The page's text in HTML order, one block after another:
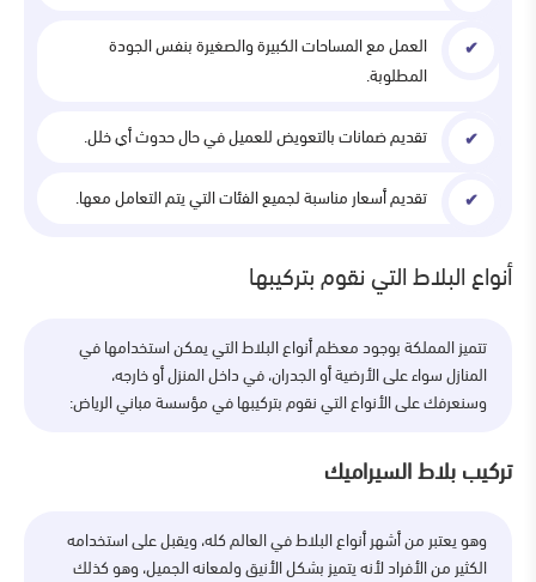
العمل مع المساحات الكبيرة والصغيرة بنفس الجودة
المطلوبة.
تقديم ضمانات بالتعويض للعميل في حال حدوث أي خلل.
تقديم أسعار مناسبة لجميع الفئات التي يتم التعامل معها.
أنواع البلاط التي نقوم بتركيبها
تتميز المملكة بوجود معظم أنواع البلاط التي يمكن استخدامها في
المنازل سواء على الأرضية أو الجدران، في داخل المنزل أو خارجه،
وسنعرفك على الأنواع التي نقوم بتركيبها في مؤسسة مباني الرياض:
تركيب بلاط السيراميك
وهو يعتبر من أشهر أنواع البلاط في العالم كله، ويقبل على استخدامه
الكثير من الأفراد لأنه يتميز بشكل الأنيق ولمعانه الجميل، وهو كذلك